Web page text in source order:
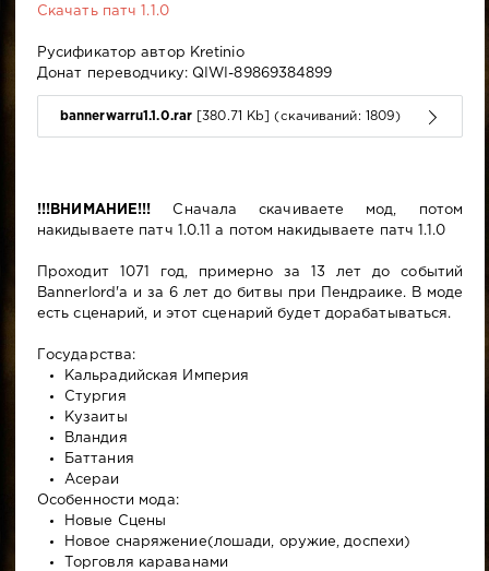
Скачать патч 1.1.0
Русификатор автор Kretinio
Донат переводчику: QIWI-89869384899
bannerwarru1.1.0.rar [380.71 Kb] (cкачиваний: 1809)
!!!ВНИМАНИЕ!!! Сначала скачиваете мод, потом
накидываете патч 1.0.11 а потом накидываете патч 1.1.0
Проходит 1071 год, примерно за 13 лет до событий
Bannerlord'a и за 6 лет до битвы при Пендраике. В моде
есть сценарий, и этот сценарий будет дорабатываться.
Государства:
Кальрадийская Империя
Стургия
Кузаиты
Вландия
Баттания
Асераи
Особенности мода:
Новые Сцены
Новое снаряжение(лошади, оружие, доспехи)
Торговля караванами